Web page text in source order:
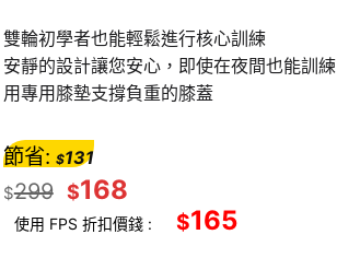
雙輪初學者也能輕鬆進行核心訓練
安靜的設計讓您安心，即使在夜間也能訓練
用專用膝墊支撐負重的膝蓋
$299 $168
節省: $131
使用 FPS 折扣價錢 : $165